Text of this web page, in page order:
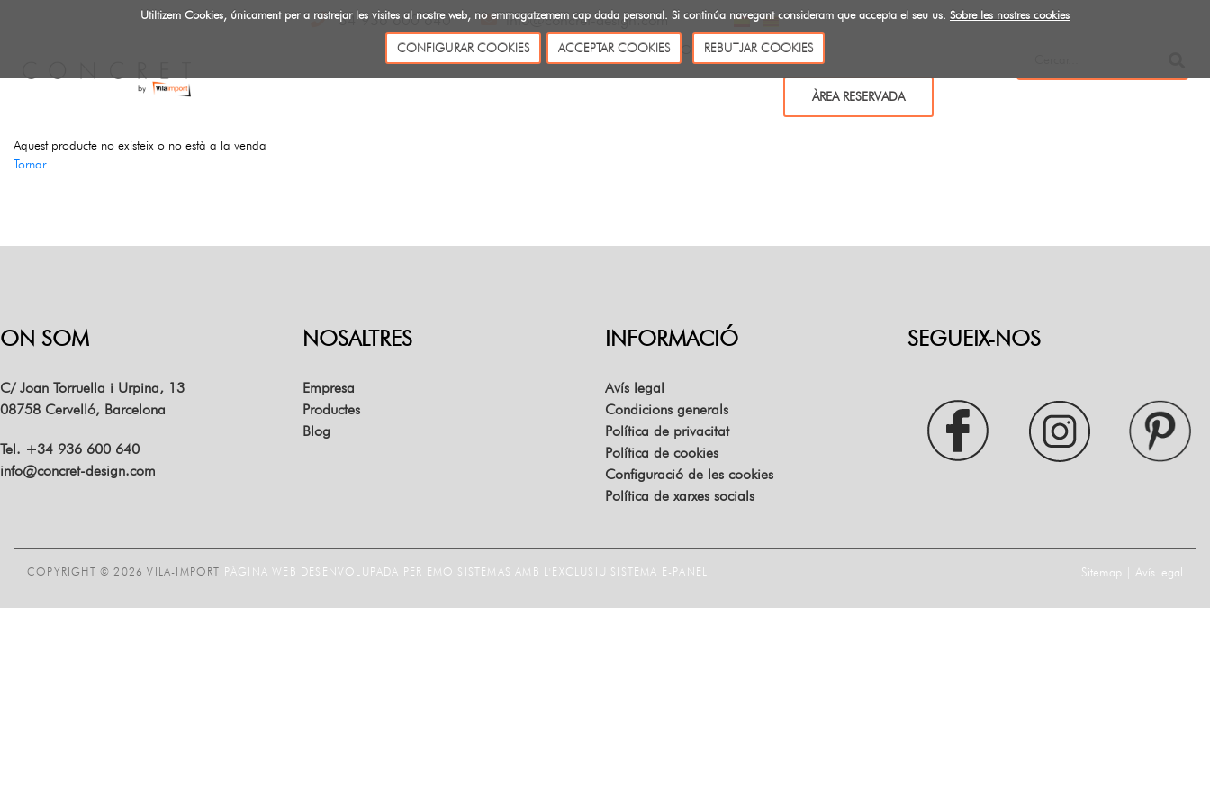
Utiltizem Cookies, únicament per a rastrejar les visites al nostre web, no emmagatzemem cap dada personal. Si continúa navegant consideram que accepta el seu us. Sobre les nostres cookies
CONFIGURAR COOKIES ACCEPTAR COOKIES REBUTJAR COOKIES
34 936 600 640 info@concret-design.com
SOBRE NOSALTRES CATÀLEGS BLOG CONTACTE
ÀREA RESERVADA
Aquest producte no existeix o no està a la venda
Tornar
ON SOM
C/ Joan Torruella i Urpina, 13
08758 Cervelló, Barcelona
Tel. +34 936 600 640
info@concret-design.com
NOSALTRES
Empresa
Productes
Blog
INFORMACIÓ
Avís legal
Condicions generals
Política de privacitat
Política de cookies
Configuració de les cookies
Política de xarxes socials
SEGUEIX-NOS
COPYRIGHT © 2026 VILA-IMPORT PÀGINA WEB DESENVOLUPADA PER EMO SISTEMAS AMB L'EXCLUSIU SISTEMA E-PANEL Sitemap Avís legal